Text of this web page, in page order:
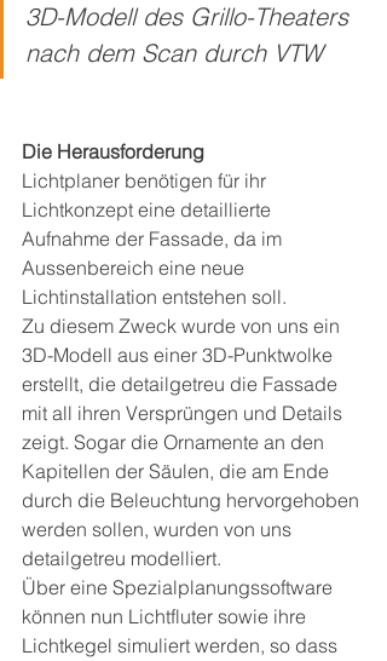
3D-Modell des Grillo-Theaters
nach dem Scan durch VTW
Die Herausforderung
Lichtplaner benötigen für ihr
Lichtkonzept eine detaillierte
Aufnahme der Fassade, da im
Aussenbereich eine neue
Lichtinstallation entstehen soll.
Zu diesem Zweck wurde von uns ein
3D-Modell aus einer 3D-Punktwolke
erstellt, die detailgetreu die Fassade
mit all ihren Versprüngen und Details
zeigt. Sogar die Ornamente an den
Kapitellen der Säulen, die am Ende
durch die Beleuchtung hervorgehoben
werden sollen, wurden von uns
detailgetreu modelliert.
Über eine Spezialplanungssoftware
können nun Lichtfluter sowie ihre
Lichtkegel simuliert werden, so dass